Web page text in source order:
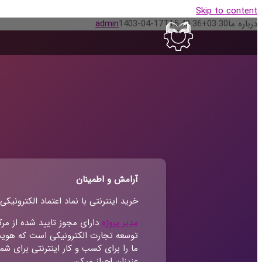
Skip to content
درباره ما
admin1403-04-17T15:40:36+03:30
آرامش و اطمینان
خرید اینترنتی با نماد اعتماد الکترونیکی
مدیر پروژه دارای مجوز تایید شده از
توسعه تجارت الکترونیکی است که
ما را برای کسب و کار اینترنتی برای